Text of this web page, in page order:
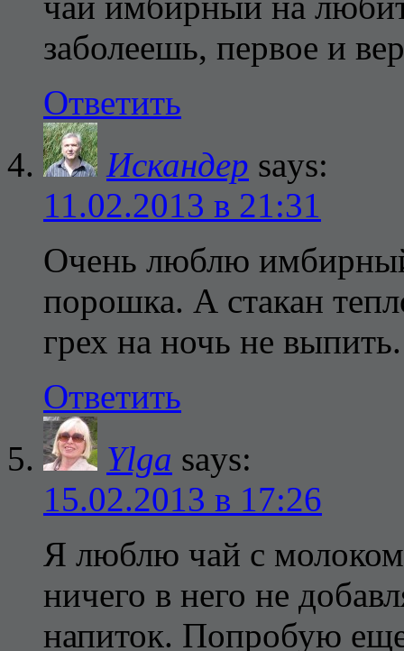
заболеешь, первое и
Ответить
Искандер says:
11.02.2013 в 21:31
Очень люблю
порошка. А стакан
грех на ночь не выпить.
Ответить
Ylga says:
15.02.2013 в 17:26
Я люблю чай с
ничего в него не
напиток. Попробую